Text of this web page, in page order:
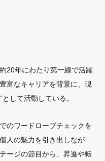
20年にわたり第一線で活躍
富なキャリアを背景に、現
して活動している。
のワードローブチェックを
人の魅力を引き出しなが
ージの節目から、昇進や転